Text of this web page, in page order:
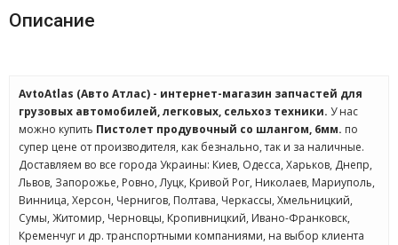
Описание
AvtoAtlas (Авто Атлас) - интернет-магазин запчастей для
грузовых автомобилей, легковых, сельхоз техники. У нас
можно купить Пистолет продувочный со шлангом, 6мм. по
супер цене от производителя, как безнально, так и за наличные.
Доставляем во все города Украины: Киев, Одесса, Харьков, Днепр,
Львов, Запорожье, Ровно, Луцк, Кривой Рог, Николаев, Мариуполь,
Винница, Херсон, Чернигов, Полтава, Черкассы, Хмельницкий,
Сумы, Житомир, Черновцы, Кропивницкий, Ивано-Франковск,
Кременчуг и др. транспортными компаниями, на выбор клиента